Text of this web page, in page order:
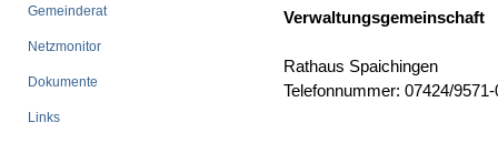
Gemeinderat
Netzmonitor
Dokumente
Links
Verwaltungsgemeinschaft
Rathaus Spaichingen
Telefonnummer: 07424/9571-